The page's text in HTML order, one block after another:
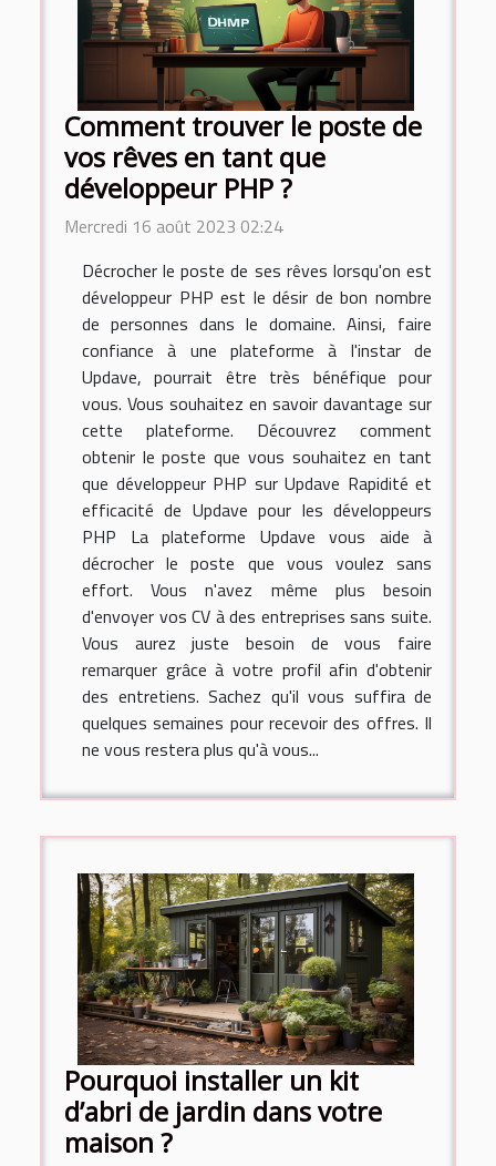
Comment trouver le poste de
vos rêves en tant que
développeur PHP ?
Mercredi 16 août 2023 02:24
Décrocher le poste de ses rêves lorsqu'on est
développeur PHP est le désir de bon nombre
de personnes dans le domaine. Ainsi, faire
confiance à une plateforme à l'instar de
Updave, pourrait être très bénéfique pour
vous. Vous souhaitez en savoir davantage sur
cette plateforme. Découvrez comment
obtenir le poste que vous souhaitez en tant
que développeur PHP sur Updave Rapidité et
efficacité de Updave pour les développeurs
PHP La plateforme Updave vous aide à
décrocher le poste que vous voulez sans
effort. Vous n'avez même plus besoin
d'envoyer vos CV à des entreprises sans suite.
Vous aurez juste besoin de vous faire
remarquer grâce à votre profil afin d'obtenir
des entretiens. Sachez qu'il vous suffira de
quelques semaines pour recevoir des offres. Il
ne vous restera plus qu'à vous...
Pourquoi installer un kit
d’abri de jardin dans votre
maison ?